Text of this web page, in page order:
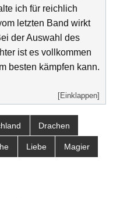
ich für reichlich
letzten Band wirkt
der Auswahl des
ist es vollkommen
besten kämpfen kann.
[Einklappen]
Drachen
Liebe Magier